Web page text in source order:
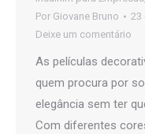
Por Giovane Bruno
23
Deixe um comentário
As películas
quem procura por
elegância sem ter
Com diferentes